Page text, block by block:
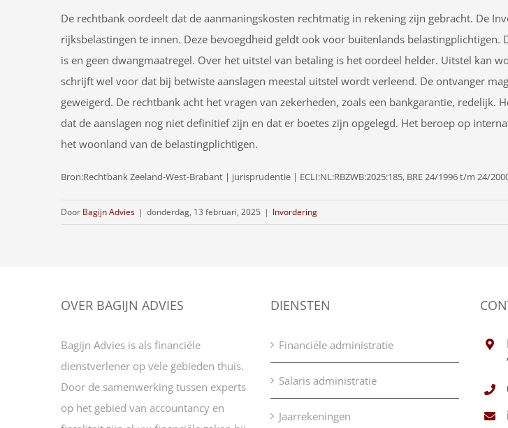
De rechtbank oordeelt dat de aanmaningskosten rechtmatig in rekening zijn gebracht. De
rijksbelastingen te innen. Deze bevoegdheid geldt ook voor buitenlands
is en geen dwangmaatregel. Over het uitstel van betaling is het oordeel helder. Uitstel kan
schrijft wel voor dat bij betwiste aanslagen meestal uitstel wordt verleend. De ontvanger
geweigerd. De rechtbank acht het vragen van zekerheden, zoals een bankgarantie,
dat de aanslagen nog niet definitief zijn en dat er boetes zijn opgelegd. Het beroep op
het woonland van de belastingplichtigen.
Bron:Rechtbank Zeeland-West-Brabant | jurisprudentie | ECLI:NL:RBZWB:2025:185, BRE 24/1996 t/m 24/
Door Bagijn Advies | donderdag, 13 februari, 2025 | Invordering
OVER BAGIJN ADVIES
Bagijn Advies is als financiële
dienstverlener op vele gebieden thuis.
Door de samenwerking tussen experts
op het gebied van accountancy en
DIENSTEN
Financiële administratie
Salaris administratie
Jaarrekeningen